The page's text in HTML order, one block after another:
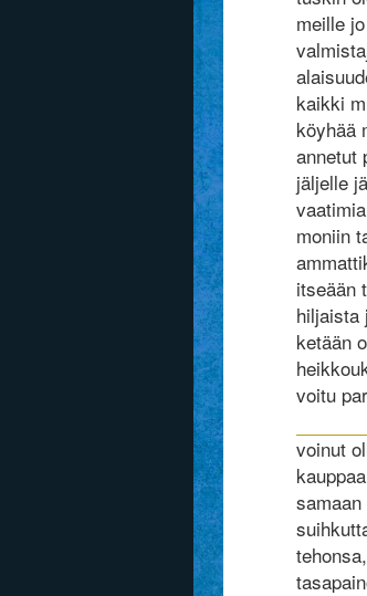
meille
kaikki
köyhää
annetut
jäljelle
moniin
itseään
hiljaista
ketään
voitu
voinut